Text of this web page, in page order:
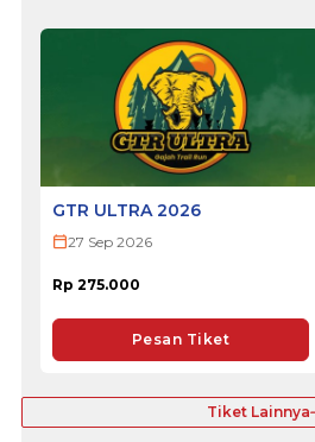
GTR ULTRA 2026
27 Sep 2026
Rp 275.000
Pesan Tiket
Tiket Lainnya